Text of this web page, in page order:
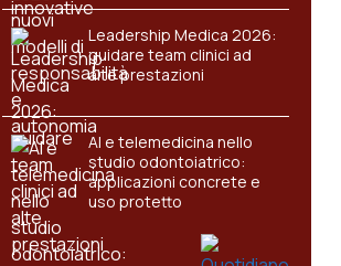
Leadership Medica 2026:
guidare team clinici ad
alte prestazioni
AI e telemedicina nello
studio odontoiatrico:
applicazioni concrete e
uso protetto